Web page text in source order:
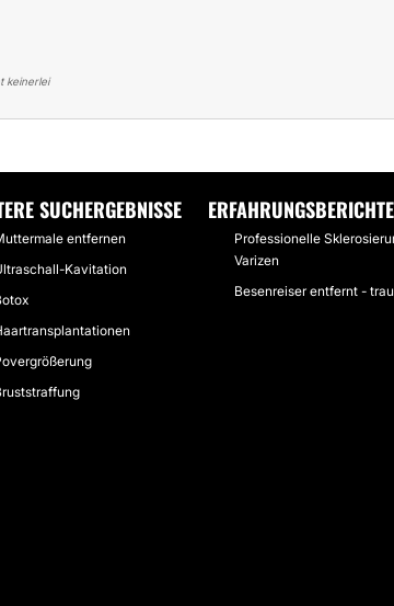
keinerlei
SUCHERGEBNISSE
entfernen
Kavitation
ERFAHRUNGSBERICHTE
Professionelle
Varizen
Besenreiser entfernt -